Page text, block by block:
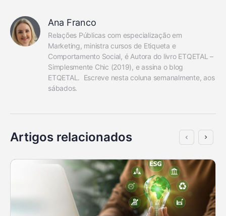
Ana Franco
Relações Públicas com especialização em
Marketing, ministra cursos de Etiqueta e
Comportamento Social, é Autora do livro ETQETAL –
Simplesmente Chic (2019), e assina o blog
ETQETAL.  Escreve nesta coluna semanalmente, aos
sábados.
Artigos relacionados